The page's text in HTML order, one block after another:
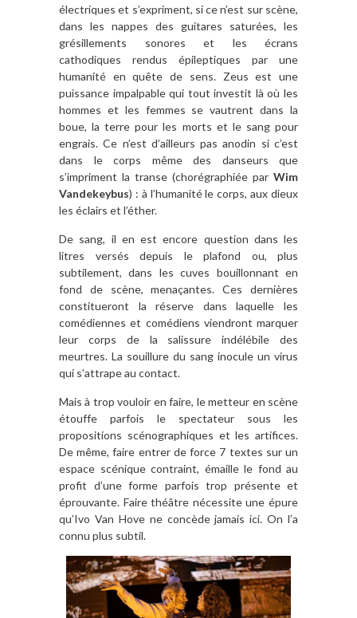
électriques et s’expriment, si ce n’est sur scène,
dans les nappes des guitares saturées, les
grésillements sonores et les écrans
cathodiques rendus épileptiques par une
humanité en quête de sens. Zeus est une
puissance impalpable qui tout investit là où les
hommes et les femmes se vautrent dans la
boue, la terre pour les morts et le sang pour
engrais. Ce n’est d’ailleurs pas anodin si c’est
dans le corps même des danseurs que
s’impriment la transe (chorégraphiée par Wim
Vandekeybus) : à l’humanité le corps, aux dieux
les éclairs et l’éther.
De sang, il en est encore question dans les
litres versés depuis le plafond ou, plus
subtilement, dans les cuves bouillonnant en
fond de scène, menaçantes. Ces dernières
constitueront la réserve dans laquelle les
comédiennes et comédiens viendront marquer
leur corps de la salissure indélébile des
meurtres. La souillure du sang inocule un virus
qui s’attrape au contact.
Mais à trop vouloir en faire, le metteur en scène
étouffe parfois le spectateur sous les
propositions scénographiques et les artifices.
De même, faire entrer de force 7 textes sur un
espace scénique contraint, émaille le fond au
profit d’une forme parfois trop présente et
éprouvante. Faire théâtre nécessite une épure
qu’Ivo Van Hove ne concède jamais ici. On l’a
connu plus subtil.